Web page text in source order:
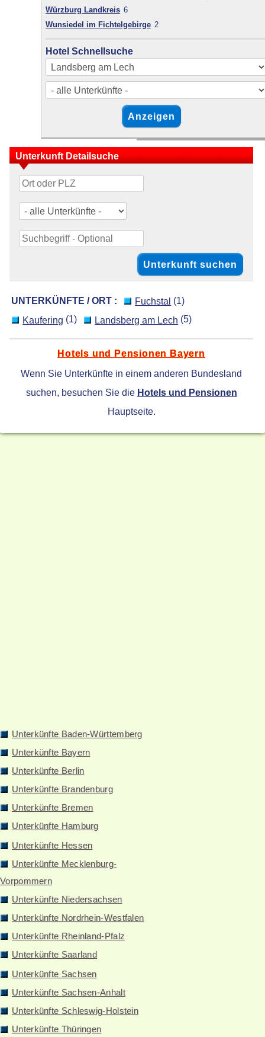
Würzburg Landkreis 6
Wunsiedel im Fichtelgebirge 2
Hotel Schnellsuche
Unterkunft Detailsuche
UNTERKÜNFTE / ORT : Fuchstal (1)
Kaufering (1) Landsberg am Lech (5)
Hotels und Pensionen Bayern
Wenn Sie Unterkünfte in einem anderen Bundesland
suchen, besuchen Sie die Hotels und Pensionen
Hauptseite.
Unterkünfte Baden-Württemberg
Unterkünfte Bayern
Unterkünfte Berlin
Unterkünfte Brandenburg
Unterkünfte Bremen
Unterkünfte Hamburg
Unterkünfte Hessen
Unterkünfte Mecklenburg-
Vorpommern
Unterkünfte Niedersachsen
Unterkünfte Nordrhein-Westfalen
Unterkünfte Rheinland-Pfalz
Unterkünfte Saarland
Unterkünfte Sachsen
Unterkünfte Sachsen-Anhalt
Unterkünfte Schleswig-Holstein
Unterkünfte Thüringen